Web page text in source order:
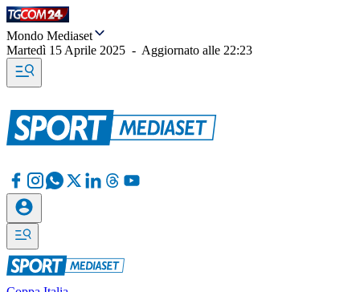
Mondo Mediaset
Martedì 15 Aprile 2025 - Aggiornato alle 22:23